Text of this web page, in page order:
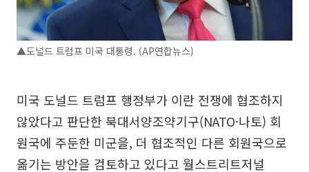
▲도널드 트럼프 미국 대통령. (AP연합뉴스)
미국 도널드 트럼프 행정부가 이란 전쟁에 협조하지
않았다고 판단한 북대서양조약기구(NATO·나토) 회
원국에 주둔한 미군을, 더 협조적인 다른 회원국으로
옮기는 방안을 검토하고 있다고 월스트리트저널